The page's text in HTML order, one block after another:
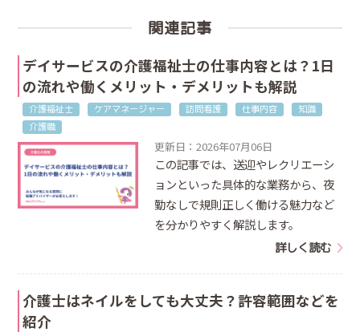
関連記事
デイサービスの介護福祉士の仕事内容とは？1日
の流れや働くメリット・デメリットも解説
介護福祉士 ケアマネージャー 訪問看護 仕事内容
知識
介護職
更新日：2026年07月06日
この記事では、送迎やレクリエーシ
ョンといった具体的な業務から、夜
勤なしで規則正しく働ける魅力など
を分かりやすく解説します。
詳しく読む
介護士はネイルをしても大丈夫？許容範囲などを
紹介